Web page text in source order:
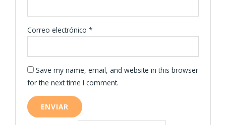
Correo electrónico *
Save my name, email, and website in this browser
for the next time I comment.